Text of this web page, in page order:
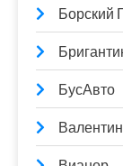
Борский
БусАвто